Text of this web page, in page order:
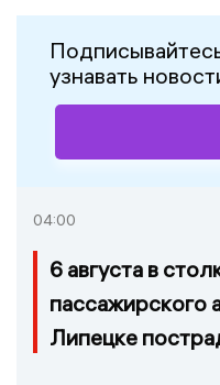
узнавать
04:00
6 августа в
пассажирского
Липецке